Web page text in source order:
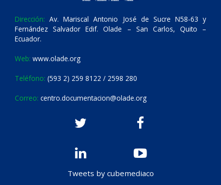
Dirección: Av. Mariscal Antonio José de Sucre N58-63 y
Fernández Salvador Edif. Olade – San Carlos, Quito –
Ecuador.
Web: www.olade.org
Teléfono: (593 2) 259 8122 / 2598 280
Correo: centro.documentacion@olade.org
Tweets by cubemediaco